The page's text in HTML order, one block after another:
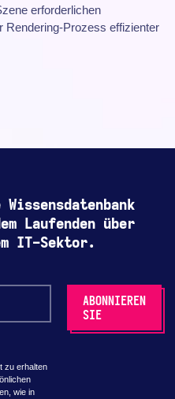
erforderlichen
Rendering-Prozess effizienter
Laufenden über
IT-Sektor.
zu erhalten
wie in